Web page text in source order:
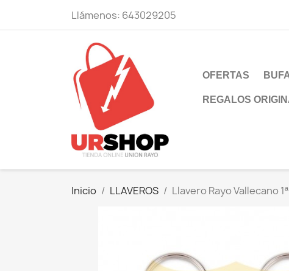
Llámenos: 643029205
OFERTAS
REGALOS
Inicio LLAVEROS Llavero Rayo Vallecano